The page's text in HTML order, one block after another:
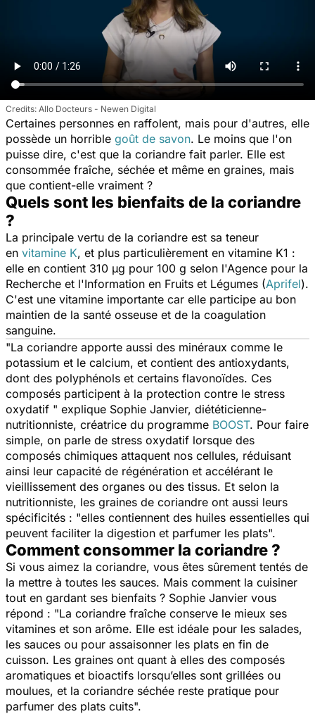
Allo Docteurs - Newen Digital
Certaines personnes en raffolent, mais pour d'autres, elle
possède un horrible goût de savon. Le moins que l'on
puisse dire, c'est que la coriandre fait parler. Elle est
consommée fraîche, séchée et même en graines, mais
que contient-elle vraiment ?
Quels sont les bienfaits de la coriandre
?
La principale vertu de la coriandre est sa teneur
en vitamine K, et plus particulièrement en vitamine K1 :
elle en contient 310 µg pour 100 g selon l'Agence pour la
Recherche et l'Information en Fruits et Légumes (Aprifel).
C'est une vitamine importante car elle participe au bon
maintien de la santé osseuse et de la coagulation
sanguine.
"La coriandre apporte aussi des minéraux comme le
potassium et le calcium, et contient des antioxydants,
dont des polyphénols et certains flavonoïdes. Ces
composés participent à la protection contre le stress
oxydatif " explique Sophie Janvier, diététicienne-
nutritionniste, créatrice du programme BOOST. Pour faire
simple, on parle de stress oxydatif lorsque des
composés chimiques attaquent nos cellules, réduisant
ainsi leur capacité de régénération et accélérant le
vieillissement des organes ou des tissus. Et selon la
nutritionniste, les graines de coriandre ont aussi leurs
spécificités : "elles contiennent des huiles essentielles qui
peuvent faciliter la digestion et parfumer les plats".
Comment consommer la coriandre ?
Si vous aimez la coriandre, vous êtes sûrement tentés de
la mettre à toutes les sauces. Mais comment la cuisiner
tout en gardant ses bienfaits ? Sophie Janvier vous
répond : "La coriandre fraîche conserve le mieux ses
vitamines et son arôme. Elle est idéale pour les salades,
les sauces ou pour assaisonner les plats en fin de
cuisson. Les graines ont quant à elles des composés
aromatiques et bioactifs lorsqu’elles sont grillées ou
moulues, et la coriandre séchée reste pratique pour
parfumer des plats cuits".